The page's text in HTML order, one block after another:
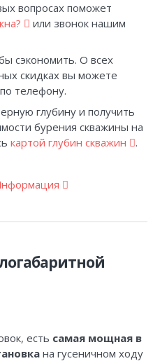
вопросах поможет
или звонок нашим
сэкономить. О всех
скидках вы можете
телефону.
глубину и получить
бурения скважины на
картой глубин скважин
.
есть самая мощная в
на гусеничном ходу